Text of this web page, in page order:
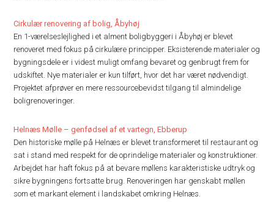
Cirkulær renovering af bolig, Åbyhøj
En 1-værelseslejlighed i et alment boligbyggeri i Åbyhøj er blevet
renoveret med fokus på cirkulære principper. Eksisterende materialer og
bygningsdele er i videst muligt omfang bevaret og genbrugt frem for
udskiftet. Nye materialer er kun tilført, hvor det har været nødvendigt.
Projektet afprøver en mere ressourcebevidst tilgang til almindelige
boligrenoveringer.
Helnæs Mølle – genfødsel af et vartegn, Ebberup
Den historiske mølle på Helnæs er blevet transformeret til restaurant og
sat i stand med respekt for de oprindelige materialer og konstruktioner.
Arbejdet har haft fokus på at bevare møllens karakteristiske udtryk og
sikre bygningens fortsatte brug. Renoveringen har genskabt møllen
som et markant element i landskabet omkring Helnæs.